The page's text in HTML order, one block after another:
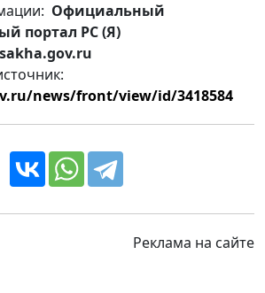
Официальный
портал РС (Я)
sakha.gov.ru
news/front/view/id/3418584
Реклама на сайте